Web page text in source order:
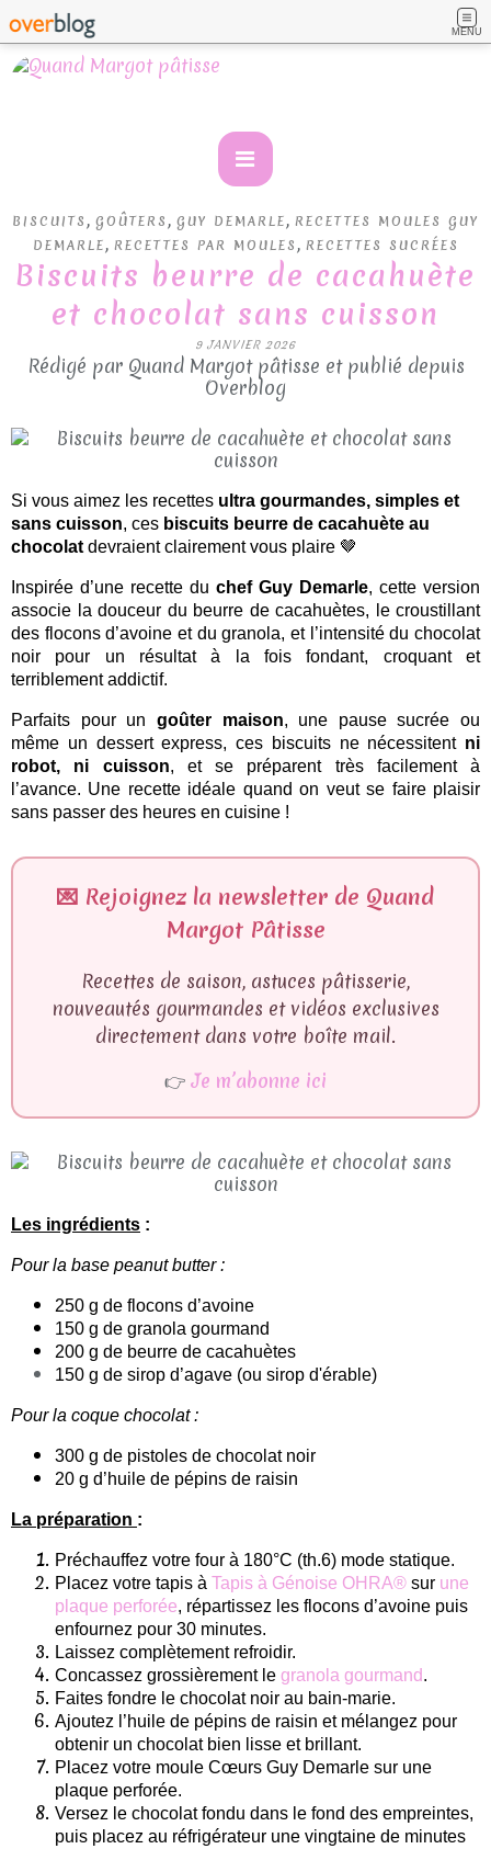
MENU
BISCUITS , GOÛTERS , GUY DEMARLE, RECETTES MOULES GUY
DEMARLE, RECETTES PAR MOULES , RECETTES SUCRÉES
Biscuits beurre de cacahuète
et chocolat sans cuisson
9 JANVIER 2026
Rédigé par Quand Margot pâtisse et publié depuis
Overblog
Si vous aimez les recettes ultra gourmandes, simples et
sans cuisson, ces biscuits beurre de cacahuète au
chocolat devraient clairement vous plaire 🤎
Inspirée d’une recette du chef Guy Demarle, cette version
associe la douceur du beurre de cacahuètes, le croustillant
des flocons d’avoine et du granola, et l’intensité du chocolat
noir pour un résultat à la fois fondant, croquant et
terriblement addictif.
Parfaits pour un goûter maison, une pause sucrée ou
même un dessert express, ces biscuits ne nécessitent ni
robot, ni cuisson, et se préparent très facilement à
l’avance. Une recette idéale quand on veut se faire plaisir
sans passer des heures en cuisine !
💌 Rejoignez la newsletter de Quand
Margot Pâtisse
Recettes de saison, astuces pâtisserie,
nouveautés gourmandes et vidéos exclusives
directement dans votre boîte mail.
👉Je m’abonne ici
Les ingrédients :
Pour la base peanut butter :
250 g de flocons d’avoine
150 g de granola gourmand
200 g de beurre de cacahuètes
150 g de sirop d’agave (ou sirop d'érable)
Pour la coque chocolat :
300 g de pistoles de chocolat noir
20 g d’huile de pépins de raisin
La préparation :
Préchauffez votre four à 180°C (th.6) mode statique.
Placez votre tapis à Tapis à Génoise OHRA® sur une
plaque perforée, répartissez les flocons d’avoine puis
enfournez pour 30 minutes.
Laissez complètement refroidir.
Concassez grossièrement le granola gourmand.
Faites fondre le chocolat noir au bain-marie.
Ajoutez l’huile de pépins de raisin et mélangez pour
obtenir un chocolat bien lisse et brillant.
Placez votre moule Cœurs Guy Demarle sur une
plaque perforée.
Versez le chocolat fondu dans le fond des empreintes,
puis placez au réfrigérateur une vingtaine de minutes